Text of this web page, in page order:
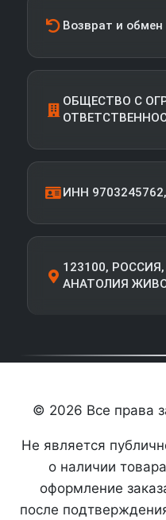
Возврат и обмен
ОБЩЕСТВО С
ИНН
123100,
АНАТОЛИЯ
© 2026 Все права
Не является
о наличии
оформление
после